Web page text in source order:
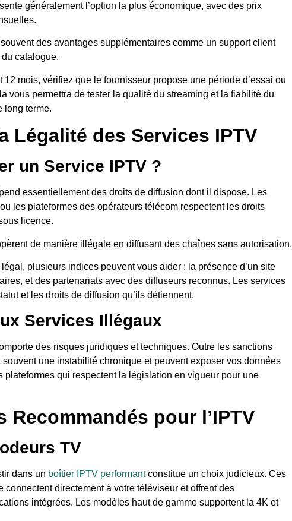
généralement l’option la plus économique, avec des prix
des avantages supplémentaires comme un support client
catalogue.
mois, vérifiez que le fournisseur propose une période d’essai ou
vous permettra de tester la qualité du streaming et la fiabilité du
long terme.
Légalité des Services IPTV
un Service IPTV ?
essentiellement des droits de diffusion dont il dispose. Les
les plateformes des opérateurs télécom respectent les droits
licence.
de manière illégale en diffusant des chaînes sans autorisation.
plusieurs indices peuvent vous aider : la présence d’un site
et des partenariats avec des diffuseurs reconnus. Les services
et les droits de diffusion qu’ils détiennent.
Services Illégaux
des risques juridiques et techniques. Outre les sanctions
une instabilité chronique et peuvent exposer vos données
qui respectent la législation en vigueur pour une
Recommandés pour l’IPTV
TV
dans un boîtier IPTV performantconstitue un choix judicieux. Ces
directement à votre téléviseur et offrent des
intégrées. Les modèles haut de gamme supportent la 4K et